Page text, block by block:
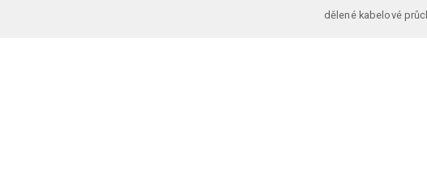
dělené kabelové